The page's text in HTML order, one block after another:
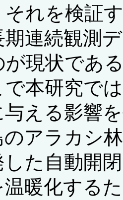
それを検証
期連続観測
が現状であ
本研究で
える影響
のアラカシ
した自動開
温暖化する